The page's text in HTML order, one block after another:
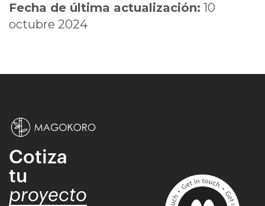
Fecha de última actualización: 10
octubre 2024
Cotiza
tu
proyecto